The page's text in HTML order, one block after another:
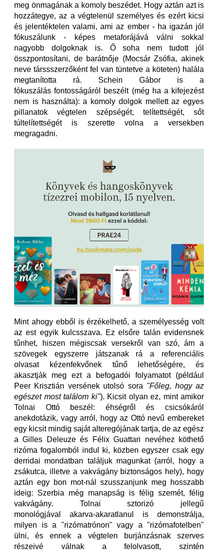
meg önmagának a komoly beszédet. Hogy aztán azt is
hozzátegye, az a végtelenül személyes és ezért kicsi
és jelentéktelen valami, ami az ember - ha igazán jól
fókuszálunk - képes metaforájává válni sokkal
nagyobb dolgoknak is. Ő soha nem tudott jól
összpontosítani, de barátnője (Mocsár Zsófia, akinek
neve társsszerzőként fel van tüntetve a köteten) halála
megtanította rá. Schein Gábor is a
fókuszálás fontosságáról beszélt (még ha a kifejezést
nem is használta): a komoly dolgok mellett az egyes
pillanatok végtelen szépségét, telítettségét, sőt
túltelítettségét is szerette volna a versekben
megragadni.
Mint ahogy ebből is érzékelhető, a személyesség volt
az est egyik kulcsszava. Ez elsőre talán evidensnek
tűnhet, hiszen mégiscsak versekről van szó, ám a
szövegek egyszerre játszanak rá a referenciális
olvasat kézenfekvőnek tűnő lehetőségére, és
akasztják meg ezt a befogadói folyamatot (például
Peer Krisztián versének utolsó sora "Főleg, hogy az
egészet most találom ki"). Kicsit olyan ez, mint amikor
Tolnai Ottó beszél: éhségről és csicsókáról
anekdotázik, vagy arról, hogy az Ottó nevű embereket
egy kicsit mindig saját alteregójának tartja, de az egész
a Gilles Deleuze és Félix Guattari nevéhez köthető
rizóma fogalomból indul ki, közben egyszer csak egy
derridai mondatban találjuk magunkat (arról, hogy a
zsákutca, illetve a vakvágány biztonságos hely), hogy
aztán egy bon mot-nál szusszanjunk meg hosszabb
ideig: Szerbia még manapság is félig szemét, félig
vakvágány. Tolnai sztorizó jellegű
monológjával akarva-akaratlanul is demonstrálja,
milyen is a "rizómatrónon" vagy a "rizómafotelben"
ülni, és ennek a végtelen burjánzásnak szerves
részeivé válnak a felolvasott, szintén